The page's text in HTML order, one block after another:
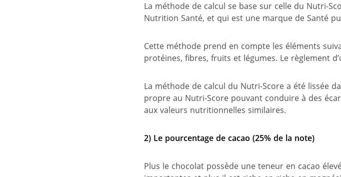
La méthode de calcul se base sur celle du Nutri-
Nutrition Santé, et qui est une marque de Santé
Cette méthode prend en compte les éléments
protéines, fibres, fruits et légumes. Le règlement
La méthode de calcul du Nutri-Score a été lissée
propre au Nutri-Score pouvant conduire à des
aux valeurs nutritionnelles similaires.
2) Le pourcentage de cacao (25% de la note)
Plus le chocolat possède une teneur en cacao